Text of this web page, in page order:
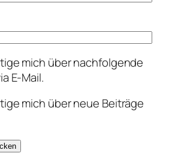
mich über nachfolgende
E-Mail.
mich über neue Beiträge